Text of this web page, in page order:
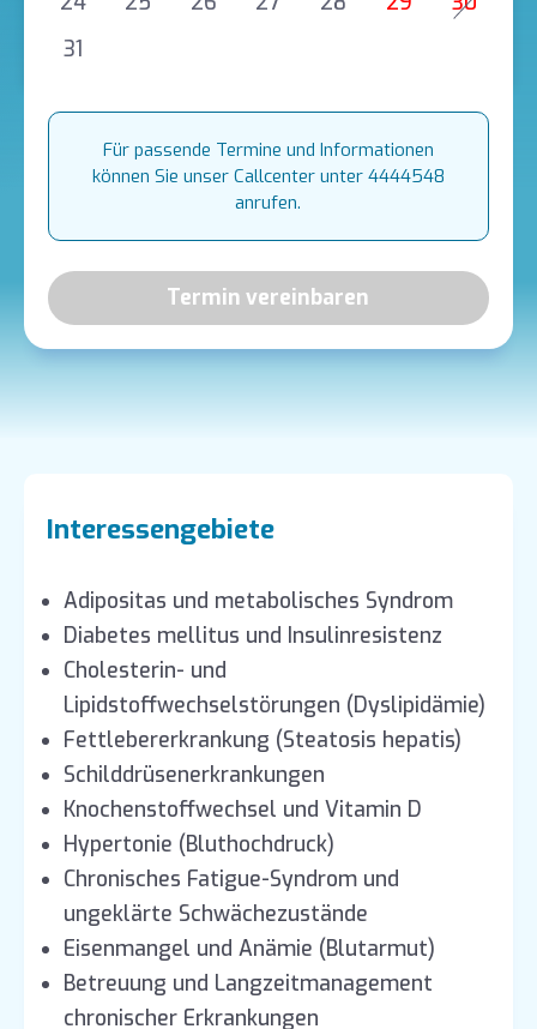
31
Für passende Termine und Informationen
können Sie unser Callcenter unter 4444548
anrufen.
Termin vereinbaren
Interessengebiete
Adipositas und metabolisches Syndrom
Diabetes mellitus und Insulinresistenz
Cholesterin- und
Lipidstoffwechselstörungen (Dyslipidämie)
Fettlebererkrankung (Steatosis hepatis)
Schilddrüsenerkrankungen
Knochenstoffwechsel und Vitamin D
Hypertonie (Bluthochdruck)
Chronisches Fatigue-Syndrom und
ungeklärte Schwächezustände
Eisenmangel und Anämie (Blutarmut)
Betreuung und Langzeitmanagement
chronischer Erkrankungen